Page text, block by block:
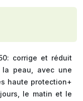
corrige et réduit
peau, avec une
haute protection+
le matin et le